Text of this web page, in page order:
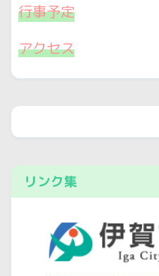
行事予定
アクセス
リンク集